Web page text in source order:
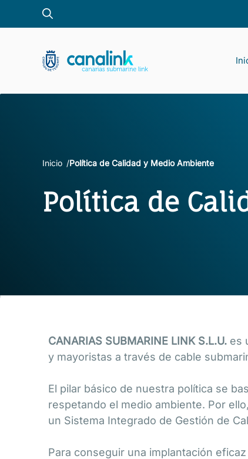
Inicio Política de Calidad y Medio Ambiente​
Política de
CANARIAS SUBMARINE LINK S.L.U. es
y mayoristas a través de cable
El pilar básico de nuestra política se
respetando el medio ambiente. Por
un Sistema Integrado de Gestión de
Para conseguir una implantación